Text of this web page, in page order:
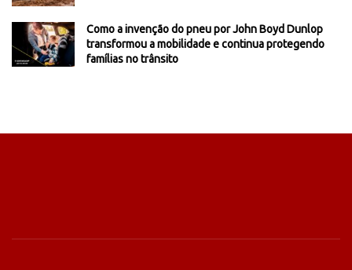
Como a invenção do pneu por John Boyd Dunlop
transformou a mobilidade e continua protegendo
famílias no trânsito